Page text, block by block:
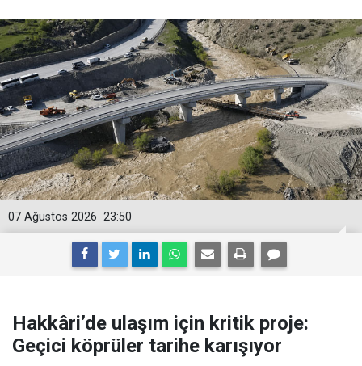
23:50
07 Ağustos 2026
Hakkâri’de ulaşım için kritik proje:
Geçici köprüler tarihe karışıyor